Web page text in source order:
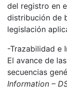
del registro en
distribución de
legislación
-Trazabilidad e
El avance de
secuencias
Information –